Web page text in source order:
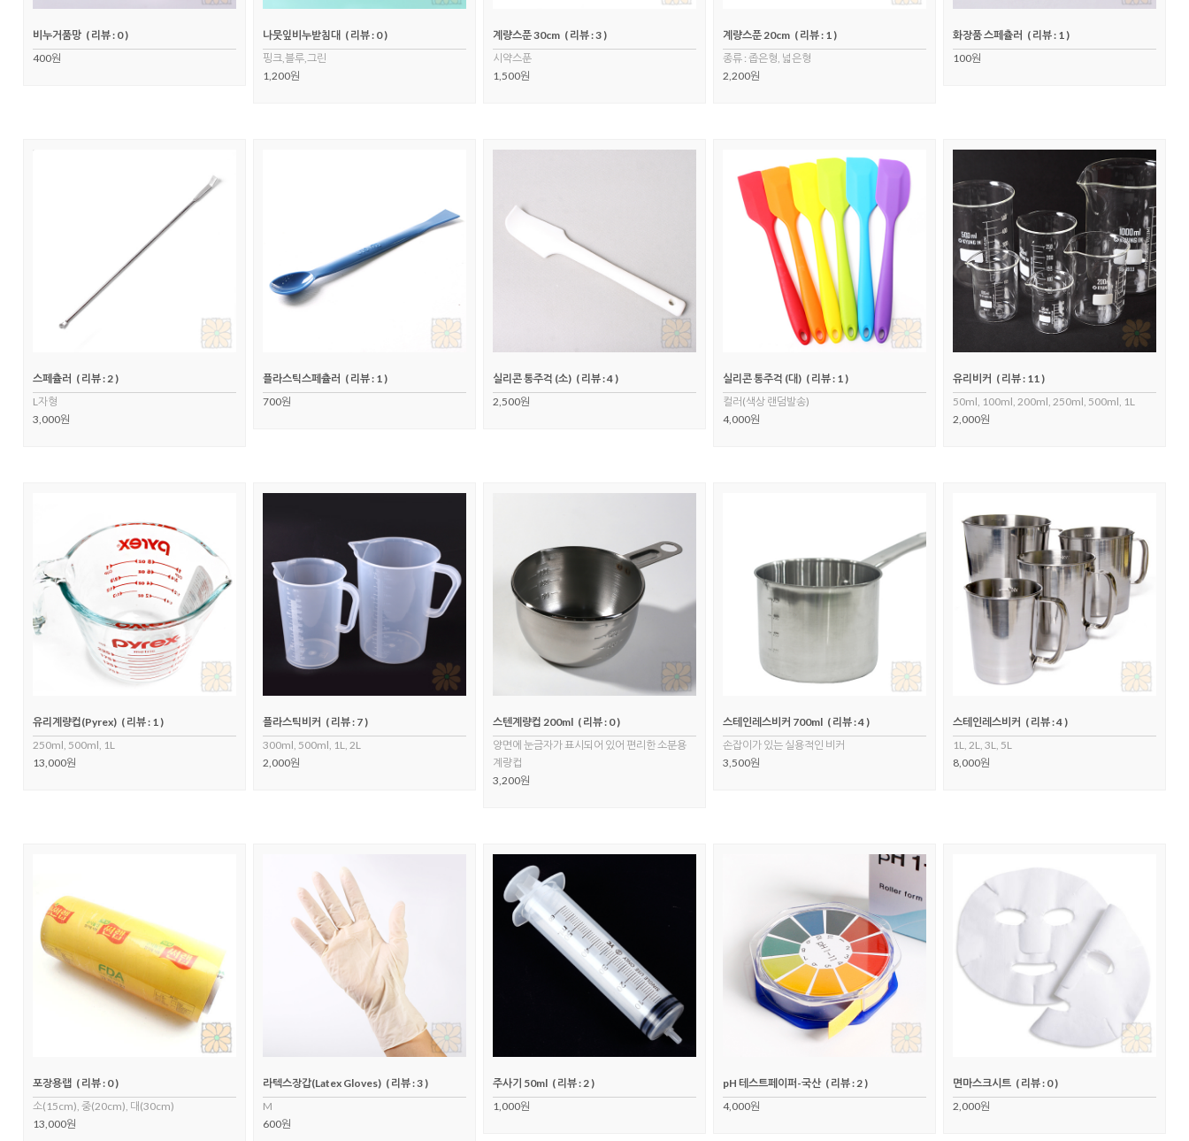
비누거품망 ( 리뷰 : 0 )
400원
나뭇잎비누받침대 ( 리뷰 : 0 )
핑크,블루,그린
1,200원
계량스푼 30cm ( 리뷰 : 3 )
시약스푼
1,500원
계량스푼 20cm ( 리뷰 : 1 )
종류 : 좁은형, 넓은형
2,200원
화장품 스페츌러 ( 리뷰 : 1 )
100원
스페츌러 ( 리뷰 : 2 )
L자형
3,000원
플라스틱스페츌러 ( 리뷰 : 1 )
700원
실리콘 통주걱 (소) ( 리뷰 : 4 )
2,500원
실리콘 통주걱 (대) ( 리뷰 : 1 )
컬러(색상 랜덤발송)
4,000원
유리비커 ( 리뷰 : 11 )
50ml, 100ml, 200ml, 250ml, 500ml, 1L
2,000원
유리계량컵(Pyrex) ( 리뷰 : 1 )
250ml, 500ml, 1L
13,000원
플라스틱비커 ( 리뷰 : 7 )
300ml, 500ml, 1L, 2L
2,000원
스텐계량컵 200ml ( 리뷰 : 0 )
양면에 눈금자가 표시되어 있어 편리한 소분용
계량컵
3,200원
스테인레스비커 700ml ( 리뷰 : 4 )
손잡이가 있는 실용적인 비커
3,500원
스테인레스비커 ( 리뷰 : 4 )
1L, 2L, 3L, 5L
8,000원
포장용랩 ( 리뷰 : 0 )
소(15cm), 중(20cm), 대(30cm)
13,000원
라텍스장갑(Latex Gloves) ( 리뷰 : 3 )
M
600원
주사기 50ml ( 리뷰 : 2 )
1,000원
pH 테스트페이퍼-국산 ( 리뷰 : 2 )
4,000원
면마스크시트 ( 리뷰 : 0 )
2,000원